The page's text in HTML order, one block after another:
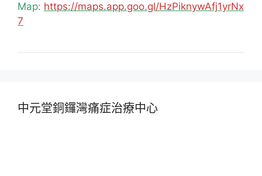
Map: https://maps.app.goo.gl/HzPiknywAfj1yrNx
7
中元堂銅鑼灣痛症治療中心